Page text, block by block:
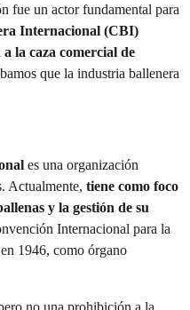
fue un actor fundamental para
Internacional (CBI)
la caza comercial de
que la industria ballenera
es una organización
Actualmente, tiene como foco
y la gestión de su
Internacional para la
1946, como órgano